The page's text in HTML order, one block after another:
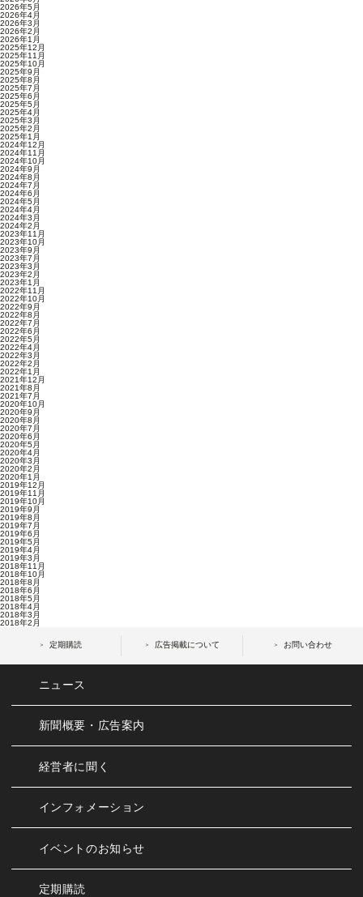
2026年5月
2026年4月
2026年3月
2026年2月
2026年1月
2025年12月
2025年11月
2025年10月
2025年9月
2025年8月
2025年7月
2025年6月
2025年5月
2025年4月
2025年3月
2025年2月
2025年1月
2024年12月
2024年11月
2024年10月
2024年9月
2024年8月
2024年7月
2024年6月
2024年5月
2024年4月
2024年3月
2024年2月
2023年11月
2023年10月
2023年9月
2023年7月
2023年3月
2023年2月
2023年1月
2022年11月
2022年10月
2022年9月
2022年8月
2022年7月
2022年6月
2022年5月
2022年4月
2022年3月
2022年2月
2022年1月
2021年12月
2021年8月
2021年7月
2020年10月
2020年9月
2020年8月
2020年7月
2020年6月
2020年5月
2020年4月
2020年3月
2020年2月
2020年1月
2019年12月
2019年11月
2019年10月
2019年9月
2019年8月
2019年7月
2019年6月
2019年5月
2019年4月
2019年3月
2018年11月
2018年10月
2018年8月
2018年6月
2018年5月
2018年4月
2018年3月
2018年2月
定期購読 広告掲載について お問い合わせ
ニュース
新聞概要・広告案内
経営者に聞く
インフォメーション
イベントのお知らせ
定期購読